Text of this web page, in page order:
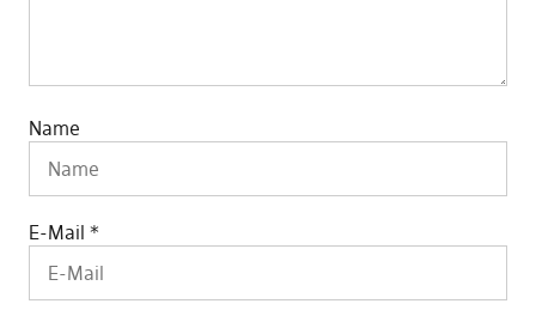
Name
E-Mail *